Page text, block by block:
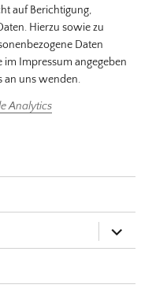
auf Berichtigung,
Hierzu sowie zu
Daten
im Impressum angegeben
an uns wenden.
Analytics
öffnen